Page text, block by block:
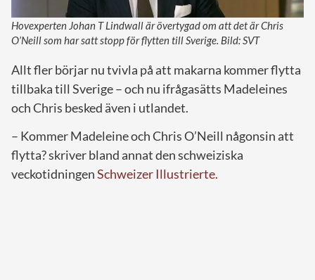
Hovexperten Johan T Lindwall är övertygad om att det är Chris
O’Neill som har satt stopp för flytten till Sverige. Bild: SVT
Allt fler börjar nu tvivla på att makarna kommer flytta
tillbaka till Sverige – och nu ifrågasätts Madeleines
och Chris besked även i utlandet.
– Kommer Madeleine och Chris O’Neill någonsin att
flytta? skriver bland annat den schweiziska
veckotidningenSchweizer Illustrierte.